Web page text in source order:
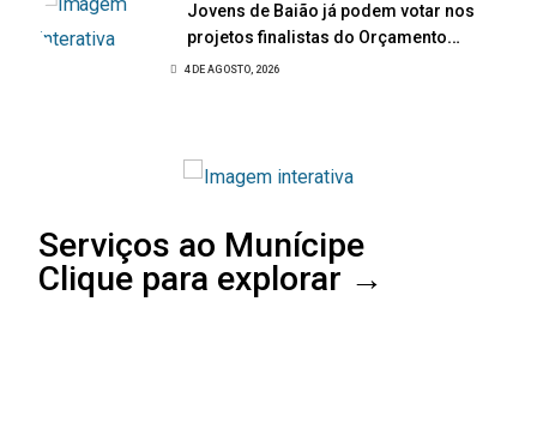
Jovens de Baião já podem votar nos
projetos finalistas do Orçamento
Participativo Jovem 2026
4 DE AGOSTO, 2026
Serviços ao Munícipe
Clique para explorar →